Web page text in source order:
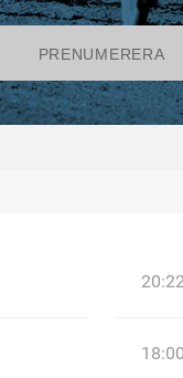
18:00